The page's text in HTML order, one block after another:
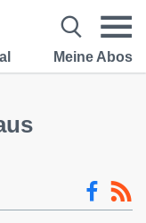
Meine Abos